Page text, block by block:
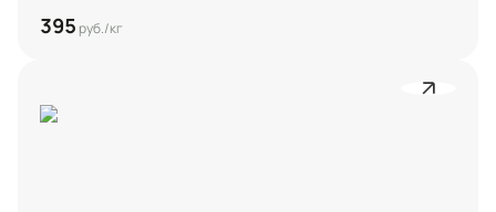
395 руб./кг